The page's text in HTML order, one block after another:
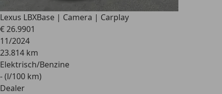
Lexus LBXBase | Camera | Carplay
€ 26.9901
11/2024
23.814 km
Elektrisch/Benzine
- (l/100 km)
Dealer